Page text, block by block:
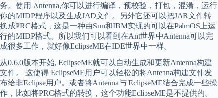
务。使用 Antenna,你可以进行编译，预校验，打包，混淆，运行
你的MIDP程序以及生成JAD文件。另外它还可以把JAR文件转
换成PRC格式，这是一种由Sun和IBM实现的可以在PalmOS上运
行的MIDP格式。所以我们可以看到在Ant世界中Antenna可以完
成很多工作，就好像EclipseME在IDE世界中一样。
从0.6.0版本开始, EclipseME就可以自动生成和更新Antenna构建
文件。 这使得 EclipseME用户可以轻松的将Antenna构建文件发
布给非Eclipse用户。或者将Antenna与 EclipseME结合完成一些操
作，比如将PRC格式的转换，这个功能EclipseME是不提供的。